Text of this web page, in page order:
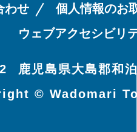
わせ 個人情報のお
ウェブアクセシビリ
鹿児島県大島郡和
© Wadomari